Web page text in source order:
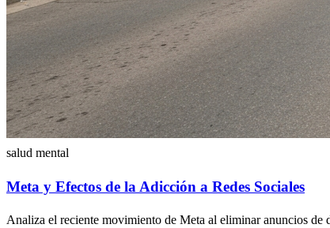
salud mental
Meta y Efectos de la Adicción a Redes Sociales
Analiza el reciente movimiento de Meta al eliminar anuncios de